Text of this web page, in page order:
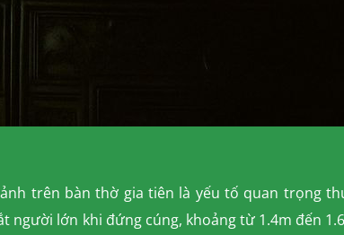
trên bàn thờ gia tiên là yếu tố quan trọng
người lớn khi đứng cúng, khoảng từ 1.4m đến